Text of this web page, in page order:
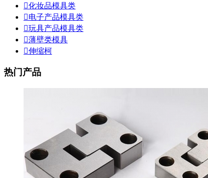
化妆品模具类
电子产品模具类
玩具产品模具类
薄壁类模具
伸缩柯
热门产品